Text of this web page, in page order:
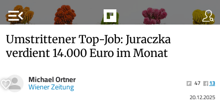
menu_open
Umstrittener Top-Job: Juraczka
verdient 14.000 Euro im Monat
Michael Ortner
Wiener Zeitung 47
13
20.12.2025